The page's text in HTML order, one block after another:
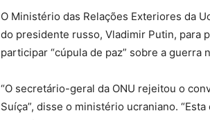
O Ministério das Relações Exteriores da
do presidente russo, Vladimir Putin, para
participar “cúpula de paz” sobre a guerra
“O secretário-geral da ONU rejeitou o
Suíça”, disse o ministério ucraniano.